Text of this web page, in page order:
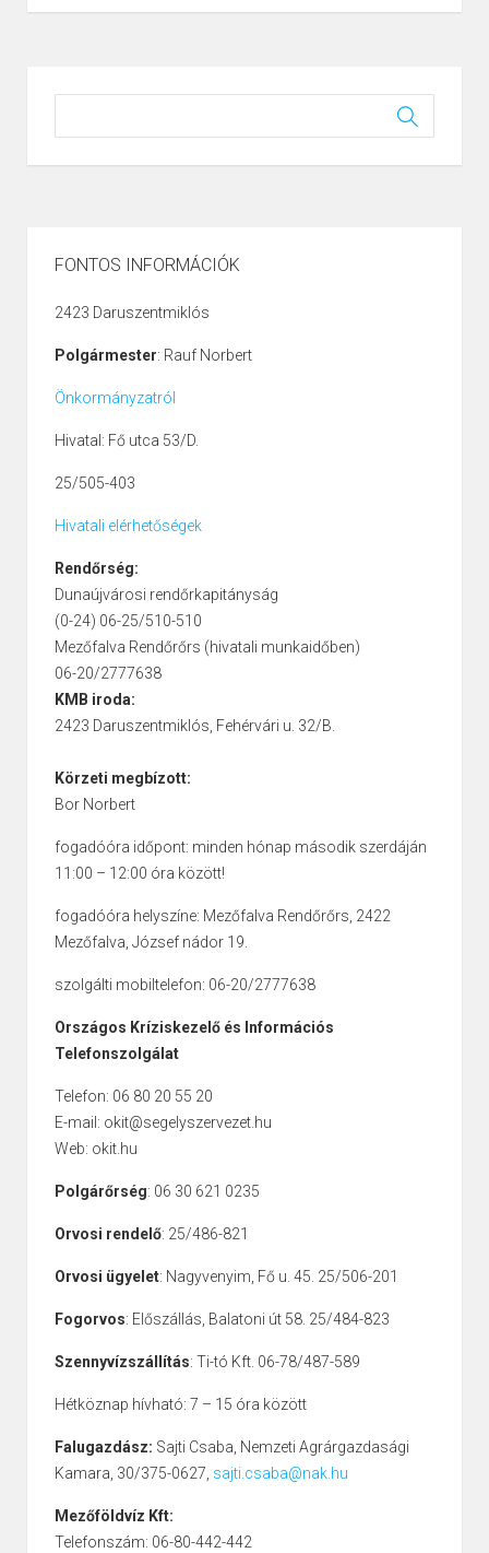
FONTOS INFORMÁCIÓK
2423 Daruszentmiklós
Polgármester: Rauf Norbert
Önkormányzatról
Hivatal: Fő utca 53/D.
25/505-403
Hivatali elérhetőségek
Rendőrség:
Dunaújvárosi rendőrkapitányság
(0-24) 06-25/510-510
Mezőfalva Rendőrőrs (hivatali munkaidőben)
06-20/2777638
KMB iroda:
2423 Daruszentmiklós, Fehérvári u. 32/B.
Körzeti megbízott:
Bor Norbert
fogadóóra időpont: minden hónap második szerdáján
11:00 – 12:00 óra között!
fogadóóra helyszíne: Mezőfalva Rendőrőrs, 2422
Mezőfalva, József nádor 19.
szolgálti mobiltelefon: 06-20/2777638
Országos Kríziskezelő és Információs
Telefonszolgálat
Telefon: 06 80 20 55 20
E-mail: okit@segelyszervezet.hu
Web: okit.hu
Polgárőrség: 06 30 621 0235
Orvosi rendelő: 25/486-821
Orvosi ügyelet: Nagyvenyim, Fő u. 45. 25/506-201
Fogorvos: Előszállás, Balatoni út 58. 25/484-823
Szennyvízszállítás: Ti-tó Kft. 06-78/487-589
Hétköznap hívható: 7 – 15 óra között
Falugazdász: Sajti Csaba, Nemzeti Agrárgazdasági
Kamara, 30/375-0627, sajti.csaba@nak.hu
Mezőföldvíz Kft:
Telefonszám: 06-80-442-442